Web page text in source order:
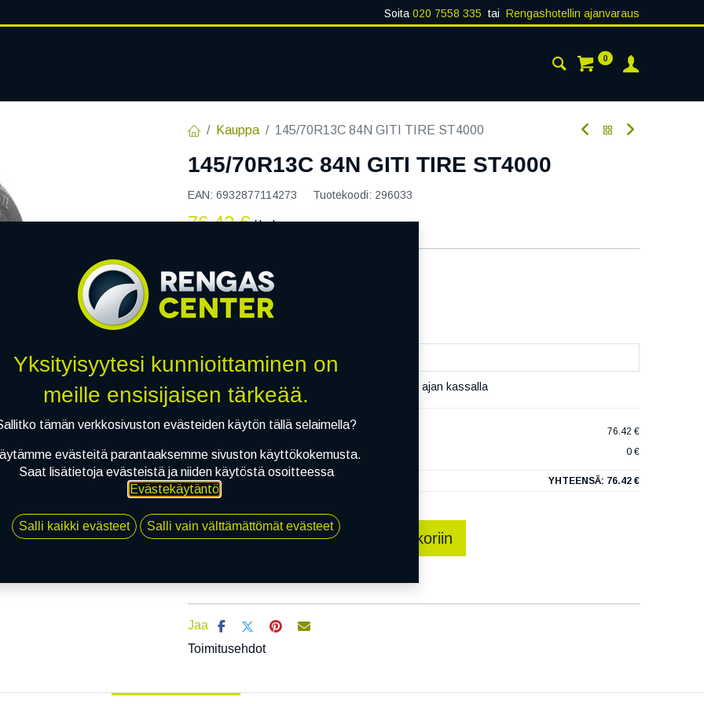
Soita 020 7558 335 tai Rengashotellin ajanvaraus
0
Kauppa 145/70R13C 84N GITI TIRE ST4000
145/70R13C 84N GITI TIRE ST4000
EAN: 6932877114273 Tuotekoodi: 296033
76,42€ / kpl
Toimittajilla (ulkomaa):
Toimitusaika:
Mikäli valitset asennuksen, pääset varaamaan ajan kassalla
1X 145/70R13C 84N GITI TIRE ST4000
76.42 €
EI ASENNUSTA
0 €
YHTEENSÄ: 76.42 €
Lisää ostoskoriin
Jaa
Toimitusehdot
Yksityisyytesi kunnioittaminen on
meille ensisijaisen tärkeää.
tämän verkkosivuston evästeiden käytön tällä selaimella?
evästeitä parantaaksemme sivuston käyttökokemusta.
Saat lisätietoja evästeistä ja niiden käytöstä osoitteessa
Evästekäytäntö.
Salli kaikki evästeet Salli vain välttämättömät evästeet